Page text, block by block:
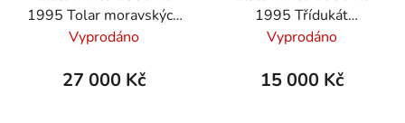
1995 Tolar moravských
stavů standard
Vyprodáno
27 000 Kč
1995 Třídukát
slezských stavů
Vyprodáno
15 000 Kč